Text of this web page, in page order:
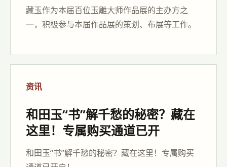
藏玉作为本届百位玉雕大师作品展的主办方之
一，积极参与本届作品展的策划、布展等工作。
资讯
和田玉“书”解千愁的秘密？藏在
这里！专属购买通道已开
和田玉“书”解千愁的秘密？藏在这里！专属购买